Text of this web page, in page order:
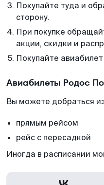
Покупайте туда и
сторону.
При покупке
акции, скидки и
Покупайте
Авиабилеты Родос
Вы можете добраться
прямым рейсом
рейс с пересадкой
Иногда в расписании